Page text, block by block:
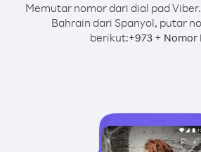
Memutar nomor dari dial pad Viber.
Bahrain dari Spanyol, putar
berikut:+973+ Nomor